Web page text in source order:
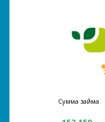
Сумма займа